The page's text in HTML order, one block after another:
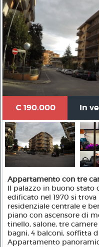
€ 190.000 In
Appartamento con tre
Il palazzo in buono stato
edificato nel 1970 si
residenziale centrale e
piano con ascensore di
tinello, salone, tre
bagni, 4 balconi, soffitta
Appartamento